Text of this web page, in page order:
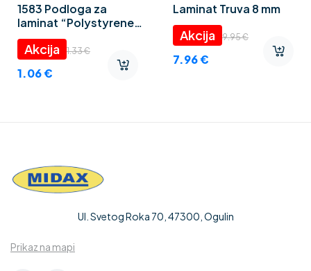
1583 Podloga za
laminat “Polystyrene
foam” 3 mm
1.33€
1.06€
Laminat Truva 8 mm
9.95€
7.96€
Ul. Svetog Roka 70, 47300, Ogulin
Prikaz na mapi